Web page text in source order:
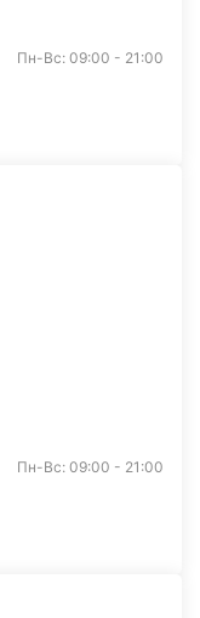
Пн-Вс: 09:00 - 21:00
Пн-Вс: 09:00 - 21:00